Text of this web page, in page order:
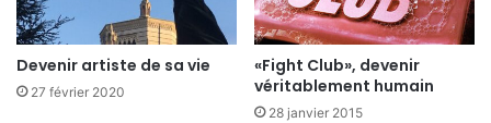
Devenir artiste de sa vie
27 février 2020
«Fight Club», devenir
véritablement humain
28 janvier 2015